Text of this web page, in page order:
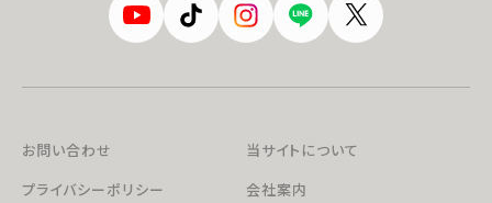
お問い合わせ
当サイトについて
プライバシーポリシー
会社案内